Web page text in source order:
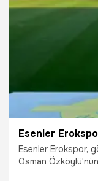
Esenler Erokspor,
Osman Özköylü'nün